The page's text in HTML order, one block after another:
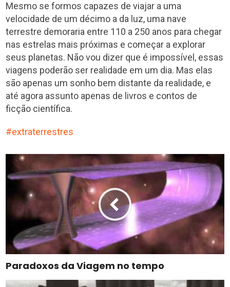
Mesmo se formos capazes de viajar a uma
velocidade de um décimo a da luz, uma nave
terrestre demoraria entre 110 a 250 anos para chegar
nas estrelas mais próximas e começar a explorar
seus planetas. Não vou dizer que é impossível, essas
viagens poderão ser realidade em um dia. Mas elas
são apenas um sonho bem distante da realidade, e
até agora assunto apenas de livros e contos de
ficção científica.
extraterrestres
Paradoxos da Viagem no tempo